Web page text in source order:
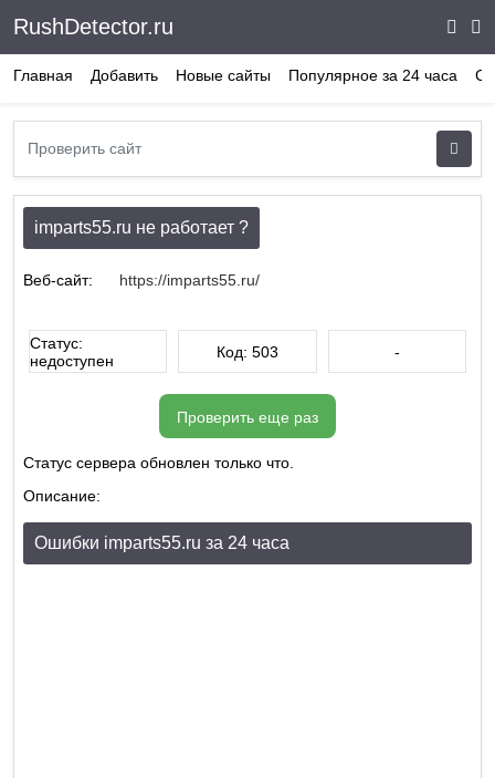
RushDetector.ru
Главная Добавить Новые сайты Популярное за 24 часа
imparts55.ru не работает ?
Веб-сайт: https://imparts55.ru/
Статус:
недоступен
Код: 503 -
Проверить еще раз
Статус сервера обновлен только что.
Описание:
Ошибки imparts55.ru за 24 часа